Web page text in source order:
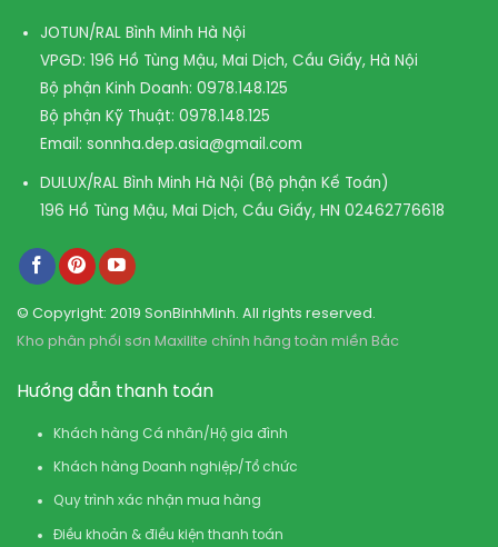
JOTUN/RAL Bình Minh Hà Nội
VPGD: 196 Hồ Tùng Mậu, Mai Dịch, Cầu Giấy, Hà Nội
Bộ phận Kinh Doanh: 0978.148.125
Bộ phận Kỹ Thuật: 0978.148.125
Email: sonnha.dep.asia@gmail.com
DULUX/RAL Bình Minh Hà Nội (Bộ phận Kế Toán)
196 Hồ Tùng Mậu, Mai Dịch, Cầu Giấy, HN 02462776618
© Copyright: 2019 SonBinhMinh. All rights reserved.
Kho phân phối sơn Maxilite chính hãng toàn miền Bắc
Hướng dẫn thanh toán
Khách hàng Cá nhân/Hộ gia đình
Khách hàng Doanh nghiệp/Tổ chức
Quy trình xác nhận mua hàng
Điều khoản & điều kiện thanh toán